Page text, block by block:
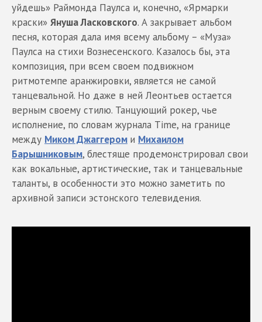
уйдешь» Раймонда Паулса и, конечно, «Ярмарки
краски» Януша Ласковского. А закрывает альбом
песня, которая дала имя всему альбому – «Муза»
Паулса на стихи Вознесенского. Казалось бы, эта
композиция, при всем своем подвижном
ритмотемпе аранжировки, является не самой
танцевальной. Но даже в ней Леонтьев остается
верным своему стилю. Танцующий рокер, чье
исполнение, по словам журнала Time, на границе
между Миком Джаггером и Михаилом
Барышниковым, блестяще продемонстрировал свои
как вокальные, артистические, так и танцевальные
таланты, в особенности это можно заметить по
архивной записи эстонского телевидения.